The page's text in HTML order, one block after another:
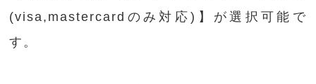
(visa,mastercardのみ対応)】が選択可能で
す。